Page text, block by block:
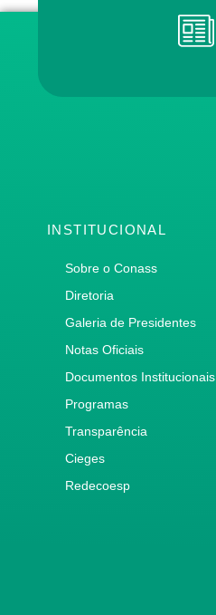
INSTITUCIONAL
Sobre o Conass
Diretoria
Galeria de Presidentes
Notas Oficiais
Documentos Institucionais
Programas
Transparência
Cieges
Redecoesp